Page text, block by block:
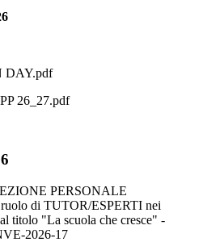
DAY.pdf
26_27.pdf
PERSONALE
di TUTOR/ESPERTI nei
titolo "La scuola che cresce" -
2026-17